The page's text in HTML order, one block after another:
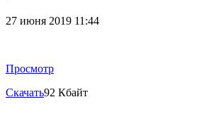
27 июня 2019 11:44
Просмотр
Скачать92 Кбайт